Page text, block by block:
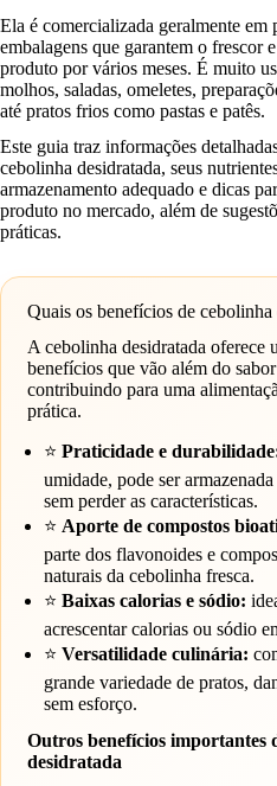
Ela é comercializada geralmente em
embalagens que garantem o frescor
produto por vários meses. É muito
molhos, saladas, omeletes,
até pratos frios como pastas e patês.
Este guia traz informações
cebolinha desidratada, seus
armazenamento adequado e dicas
produto no mercado, além de
práticas.
Quais os benefícios de cebolinha
A cebolinha desidratada oferece
benefícios que vão além do
contribuindo para uma
prática.
⭐Praticidade e
umidade, pode ser
sem perder as características.
⭐ Aporte de compostos
parte dos flavonoides e
naturais da cebolinha fresca.
⭐Baixas calorias e sódio:
acrescentar calorias ou sódio
⭐Versatilidade culinária:
grande variedade de pratos,
sem esforço.
Outros benefícios importantes
desidratada